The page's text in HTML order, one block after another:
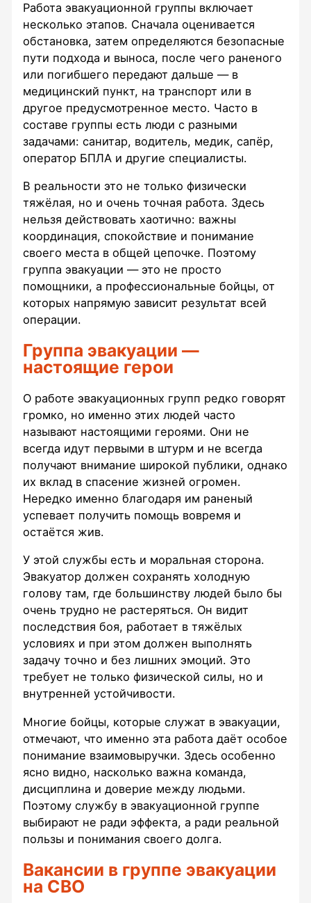
Работа эвакуационной группы включает
несколько этапов. Сначала оценивается
обстановка, затем определяются безопасные
пути подхода и выноса, после чего раненого
или погибшего передают дальше — в
медицинский пункт, на транспорт или в
другое предусмотренное место. Часто в
составе группы есть люди с разными
задачами: санитар, водитель, медик, сапёр,
оператор БПЛА и другие специалисты.
В реальности это не только физически
тяжёлая, но и очень точная работа. Здесь
нельзя действовать хаотично: важны
координация, спокойствие и понимание
своего места в общей цепочке. Поэтому
группа эвакуации — это не просто
помощники, а профессиональные бойцы, от
которых напрямую зависит результат всей
операции.
Группа эвакуации —
настоящие герои
О работе эвакуационных групп редко говорят
громко, но именно этих людей часто
называют настоящими героями. Они не
всегда идут первыми в штурм и не всегда
получают внимание широкой публики, однако
их вклад в спасение жизней огромен.
Нередко именно благодаря им раненый
успевает получить помощь вовремя и
остаётся жив.
У этой службы есть и моральная сторона.
Эвакуатор должен сохранять холодную
голову там, где большинству людей было бы
очень трудно не растеряться. Он видит
последствия боя, работает в тяжёлых
условиях и при этом должен выполнять
задачу точно и без лишних эмоций. Это
требует не только физической силы, но и
внутренней устойчивости.
Многие бойцы, которые служат в эвакуации,
отмечают, что именно эта работа даёт особое
понимание взаимовыручки. Здесь особенно
ясно видно, насколько важна команда,
дисциплина и доверие между людьми.
Поэтому службу в эвакуационной группе
выбирают не ради эффекта, а ради реальной
пользы и понимания своего долга.
Вакансии в группе эвакуации
на СВО